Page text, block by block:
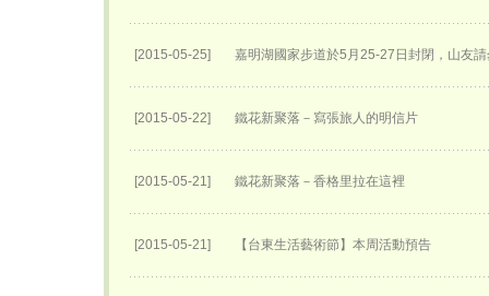
[2015-05-25] 嘉明湖國家步道於5月25-27日封閉，山友
[2015-05-22] 鐵花新聚落－寫張旅人的明信片
[2015-05-21] 鐵花新聚落－香格里拉在這裡
[2015-05-21] 【台東生活藝術節】本周活動預告